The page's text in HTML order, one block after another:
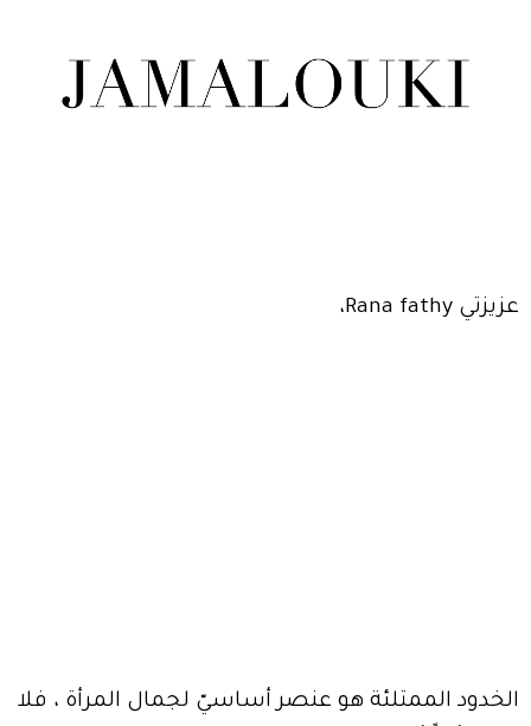
عزيزتي Rana fathy،
الخدود الممتلئة هو عنصر أساسيّ لجمال المرأة ، فلا